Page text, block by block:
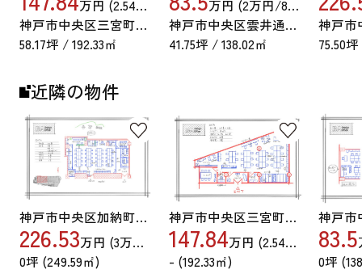
万円 (2.54万円/89.64坪)
神戸市中央区三宮町１丁目
58.17坪 / 192.33㎡
万円 (2万円/89.64坪)
神戸市中央区雲井通７丁目
41.75坪 / 138.02㎡
75.50
近隣の物件
神戸市中央区加納町４丁目
226.53万円 (3万円/89.64坪)
0坪 (249.59㎡)
神戸市中央区三宮町１丁目
147.84万円 (2.54万円/89.64
- (192.33㎡)
83.5
0坪